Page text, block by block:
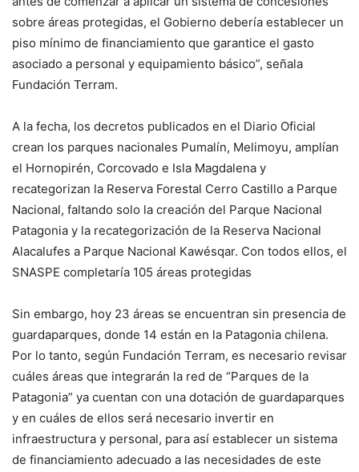
sobre áreas protegidas, el Gobierno debería establecer un
piso mínimo de financiamiento que garantice el gasto
asociado a personal y equipamiento básico”, señala
Fundación Terram.
A la fecha, los decretos publicados en el Diario Oficial
crean los parques nacionales Pumalín, Melimoyu, amplían
el Hornopirén, Corcovado e Isla Magdalena y
recategorizan la Reserva Forestal Cerro Castillo a Parque
Nacional, faltando solo la creación del Parque Nacional
Patagonia y la recategorización de la Reserva Nacional
Alacalufes a Parque Nacional Kawésqar. Con todos ellos, el
SNASPE completaría 105 áreas protegidas
Sin embargo, hoy 23 áreas se encuentran sin presencia de
guardaparques, donde 14 están en la Patagonia chilena.
Por lo tanto, según Fundación Terram, es necesario revisar
cuáles áreas que integrarán la red de “Parques de la
Patagonia” ya cuentan con una dotación de guardaparques
y en cuáles de ellos será necesario invertir en
infraestructura y personal, para así establecer un sistema
de financiamiento adecuado a las necesidades de este